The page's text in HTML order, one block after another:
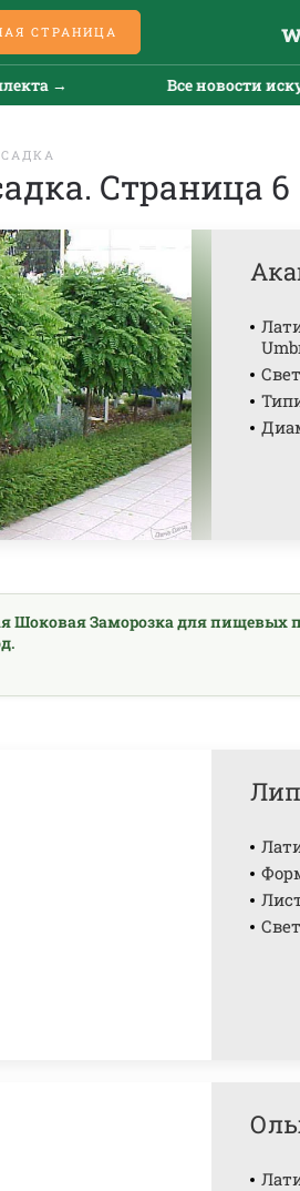
СТРАНИЦА
Все новости
Страница 6
Шоковая Заморозка для пищевых